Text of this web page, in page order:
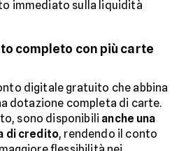
immediato sulla liquidità
completo con più carte
digitale gratuito che abbina
dotazione completa di carte.
sono disponibili anche una
di credito, rendendo il conto